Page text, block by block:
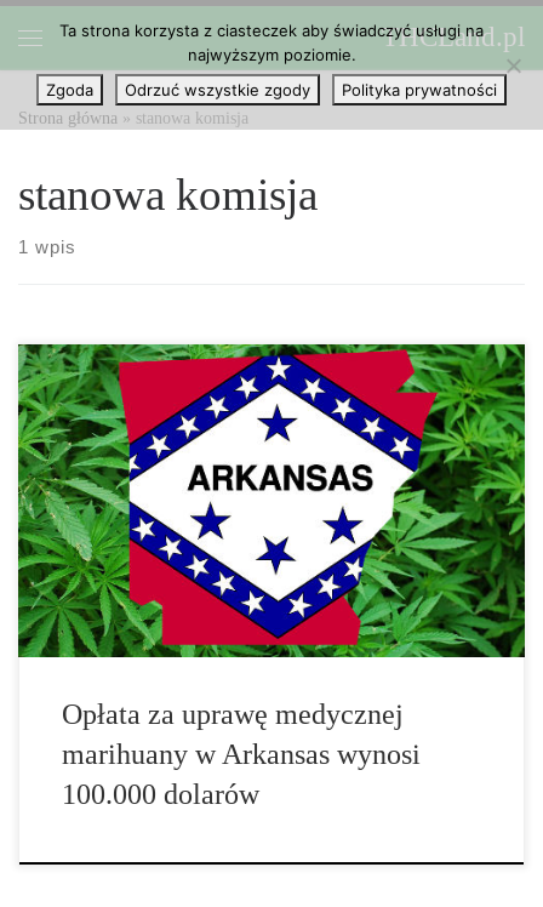
Przejdź do treści THCLand.pl
Strona główna » stanowa komisja
stanowa komisja
1 wpis
Jeśli chcesz się stać licencjonowanym hodowcą medycznej
marihuany w Arkansas, lepiej abyś miał dużo pieniędzy w banku.
Stanowa komisja do spraw medycznej marihuany zdecydowała, że
opłata za licencję wynosiła będzie 100.000 dolarów. I właściwie
jest to kolejny koszt, ponieważ sama […]
Opłata za uprawę medycznej
marihuany w Arkansas wynosi
100.000 dolarów
Ta strona korzysta z ciasteczek aby świadczyć usługi na
najwyższym poziomie.
Zgoda
Odrzuć wszystkie zgody Polityka prywatności